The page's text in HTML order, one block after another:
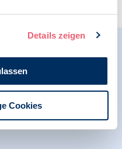
Details zeigen
Cookies